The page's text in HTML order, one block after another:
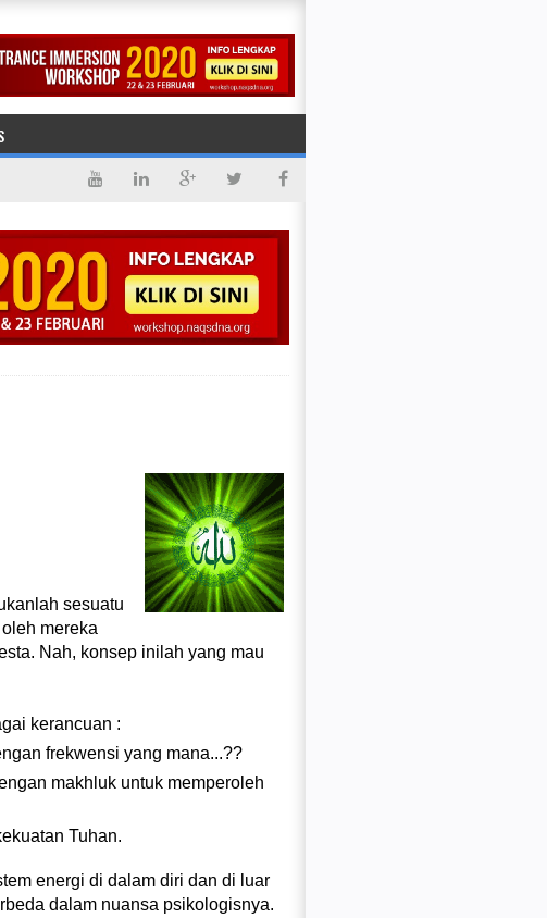
sesuatu
mereka
Nah, konsep inilah yang mau
kerancuan :
frekwensi yang mana...??
makhluk untuk memperoleh
Tuhan.
energi di dalam diri dan di luar
dalam nuansa psikologisnya.